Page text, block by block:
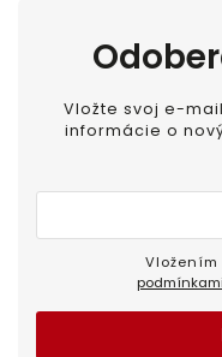
Vložte svoj e-
informácie o